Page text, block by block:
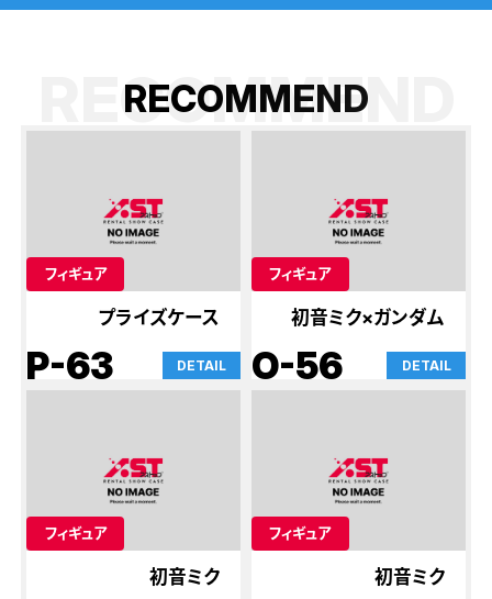
RECOMMEND
RECOMMEND
フィギュア
プライズケース
P-63 DETAIL
フィギュア
初音ミク×ガンダム
O-56 DETAIL
フィギュア
初音ミク
フィギュア
初音ミク